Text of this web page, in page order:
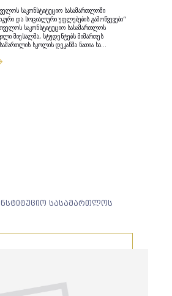
საკონსტიტუციო სასამართლოში
და სოციალური უფლებების გამოწვევები“
საკონსტიტუციო სასამართლოს
მიესალმა, სტუდენტებს მიმართეს
სკოლის დეკანმა ნათია ხა...
სასამართლოს